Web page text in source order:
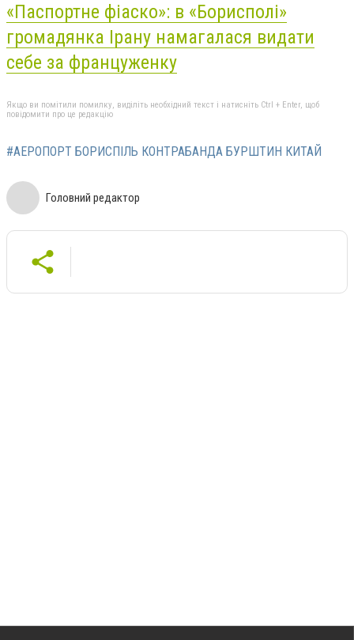
«Паспортне фіаско»: в «Борисполі»
громадянка Ірану намагалася видати
себе за француженку
Якщо ви помітили помилку, виділіть необхідний текст і натисніть Ctrl + Enter, щоб
повідомити про це редакцію
#АЕРОПОРТ БОРИСПІЛЬ КОНТРАБАНДА БУРШТИН КИТАЙ
Головний редактор